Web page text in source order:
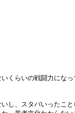
くらいの戦闘力にな
し、スタバいったこ